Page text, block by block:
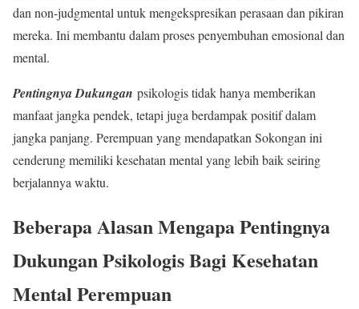
dan non-judgmental untuk mengekspresikan perasaan dan pikiran
mereka. Ini membantu dalam proses penyembuhan emosional dan
mental.
Pentingnya Dukungan psikologis tidak hanya memberikan
manfaat jangka pendek, tetapi juga berdampak positif dalam
jangka panjang. Perempuan yang mendapatkan Sokongan ini
cenderung memiliki kesehatan mental yang lebih baik seiring
berjalannya waktu.
Beberapa Alasan Mengapa Pentingnya
Dukungan Psikologis Bagi Kesehatan
Mental Perempuan